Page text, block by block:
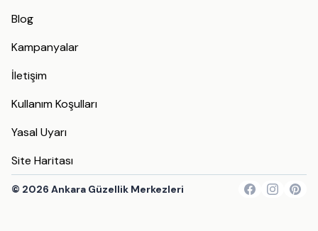
Blog
Kampanyalar
İletişim
Kullanım Koşulları
Yasal Uyarı
Site Haritası
© 2026 Ankara Güzellik Merkezleri